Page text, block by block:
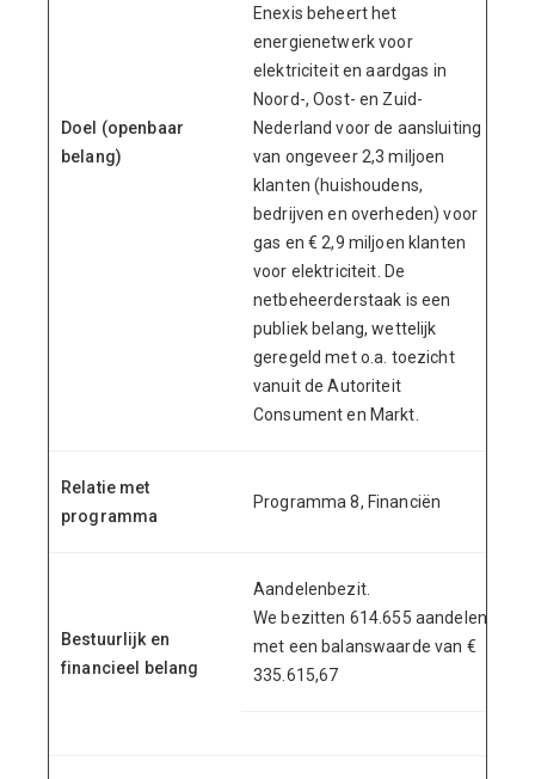
Doel (openbaar
belang)
Enexis beheert het
energienetwerk voor
elektriciteit en aardgas in
Noord-, Oost- en Zuid-
Nederland voor de aansluiting
van ongeveer 2,3 miljoen
klanten (huishoudens,
bedrijven en overheden) voor
gas en € 2,9 miljoen klanten
voor elektriciteit. De
netbeheerderstaak is een
publiek belang, wettelijk
geregeld met o.a. toezicht
vanuit de Autoriteit
Consument en Markt.
Relatie met
programma
Programma 8, Financiën
Bestuurlijk en
financieel belang
Aandelenbezit.
We bezitten 614.655 aandelen
met een balanswaarde van €
335.615,67